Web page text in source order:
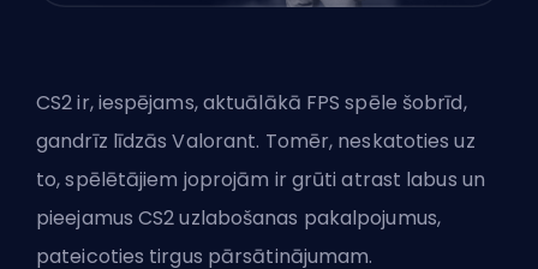
CS2 ir, iespējams, aktuālākā FPS spēle šobrīd,
gandrīz līdzās Valorant. Tomēr, neskatoties uz
to, spēlētājiem joprojām ir grūti atrast labus un
pieejamus CS2 uzlabošanas pakalpojumus,
pateicoties tirgus pārsātinājumam.